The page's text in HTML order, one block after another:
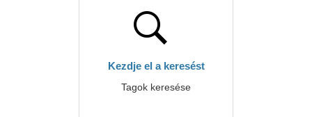
Kezdje el a keresést
Tagok keresése